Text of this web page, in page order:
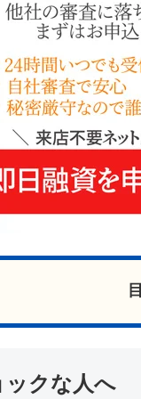
ックな人へ